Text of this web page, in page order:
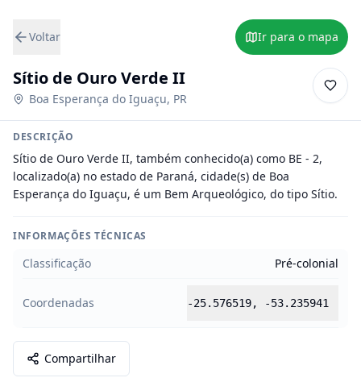
Voltar Ir para o mapa
Sítio de Ouro Verde II
Boa Esperança do Iguaçu, PR
DESCRIÇÃO
Sítio de Ouro Verde II, também conhecido(a) como BE - 2,
localizado(a) no estado de Paraná, cidade(s) de Boa
Esperança do Iguaçu, é um Bem Arqueológico, do tipo Sítio.
INFORMAÇÕES TÉCNICAS
Classificação Pré-colonial
Coordenadas -25.576519, -53.235941
Compartilhar